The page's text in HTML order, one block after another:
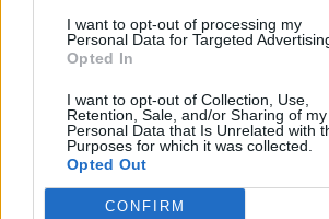
I want to opt-out of processing my
Personal Data for Targeted
Opted In
I want to opt-out of Collection, Use,
Retention, Sale, and/or Sharing of my
Personal Data that Is Unrelated with
Purposes for which it was collected.
Opted Out
CONFIRM
simplement plongée dans une autre
trace du temps.
personnes en retard peuvent avoir
Des chefs d'entreprise comme Steve
Winfrey, Warren Buffett et Jeff Bezos
est le secret du succès.